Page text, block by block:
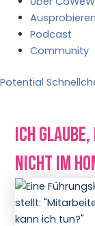
Ausprobieren
Podcast
Community
Potential
Ich
nicht im